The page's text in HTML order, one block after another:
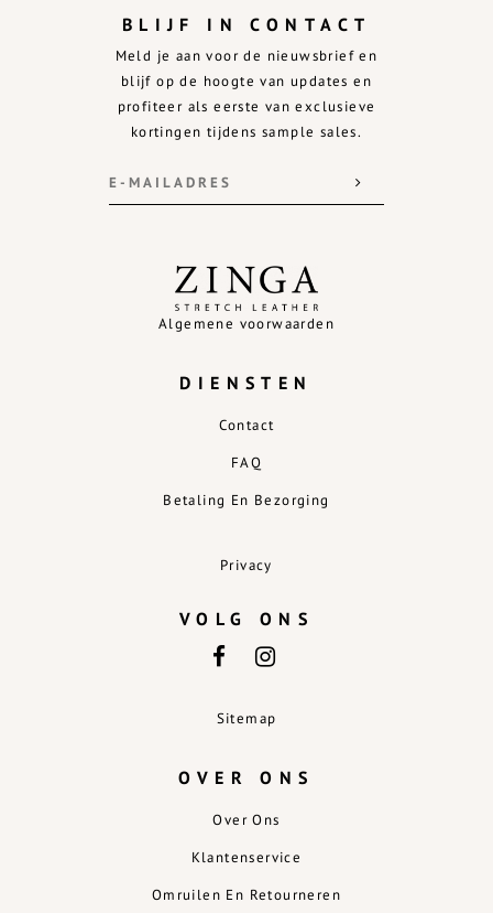
Algemene voorwaarden
DIENSTEN
Contact
FAQ
Betaling En Bezorging
Privacy
OVER ONS
Over Ons
Klantenservice
Omruilen En Retourneren
VOLG ONS
Sitemap
BLIJF IN CONTACT
Meld je aan voor de nieuwsbrief en
blijf op de hoogte van updates en
profiteer als eerste van exclusieve
kortingen tijdens sample sales.